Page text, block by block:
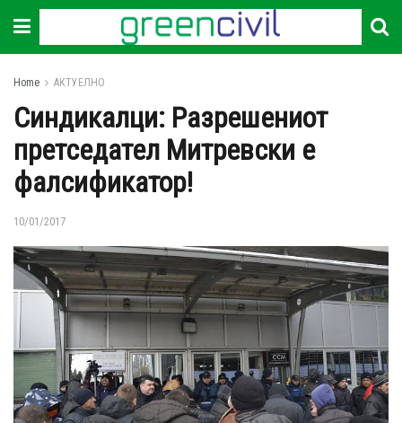
Home АКТУЕЛНО
Синдикалци: Разрешениот
претседател Митревски е
фалсификатор!
10/01/2017